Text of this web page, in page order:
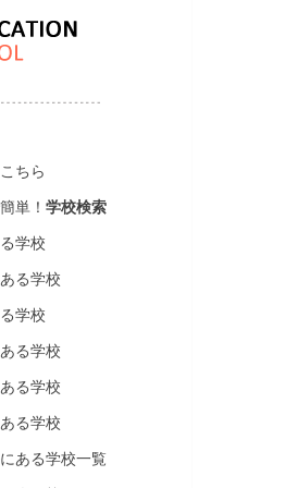
ちら
単！ 学校検索
学校
る学校
学校
る学校
る学校
る学校
ある学校一覧